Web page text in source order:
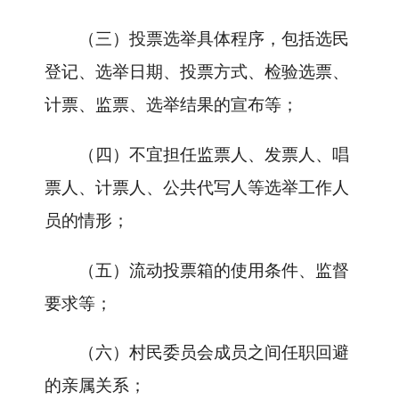
（三）投票选举具体程序，包括选民
登记、选举日期、投票方式、检验选票、
计票、监票、选举结果的宣布等；
（四）不宜担任监票人、发票人、唱
票人、计票人、公共代写人等选举工作人
员的情形；
（五）流动投票箱的使用条件、监督
要求等；
（六）村民委员会成员之间任职回避
的亲属关系；